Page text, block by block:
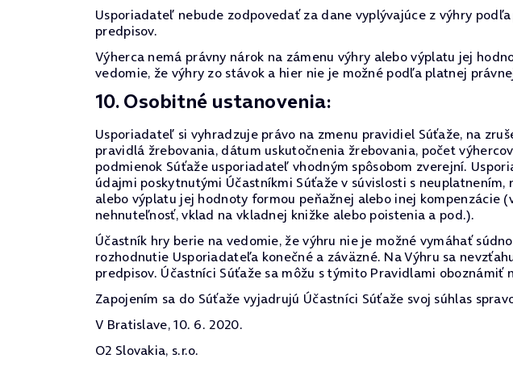
Usporiadateľ nebude zodpovedať za dane vyplývajúce z výhry
predpisov.
Výherca nemá právny nárok na zámenu výhry alebo výplatu jej
vedomie, že výhry zo stávok a hier nie je možné podľa platnej
10. Osobitné ustanovenia:
Usporiadateľ si vyhradzuje právo na zmenu pravidiel Súťaže, na
pravidlá žrebovania, dátum uskutočnenia žrebovania, počet
podmienok Súťaže usporiadateľ vhodným spôsobom zverejní.
údajmi poskytnutými Účastníkmi Súťaže v súvislosti s
alebo výplatu jej hodnoty formou peňažnej alebo inej kompenzácie
nehnuteľnosť, vklad na vkladnej knižke alebo poistenia a pod.).
Účastník hry berie na vedomie, že výhru nie je možné vymáhať
rozhodnutie Usporiadateľa konečné a záväzné. Na Výhru sa
predpisov. Účastníci Súťaže sa môžu s týmito Pravidlami oboznámiť
Zapojením sa do Súťaže vyjadrujú Účastníci Súťaže svoj súhlas
V Bratislave, 10. 6. 2020.
O2 Slovakia, s.r.o.